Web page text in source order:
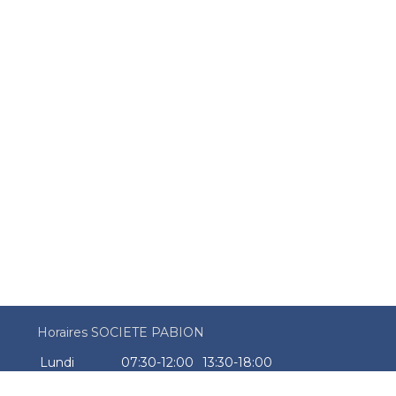
Horaires SOCIETE PABION
Lundi
07:30-12:00
13:30-18:00